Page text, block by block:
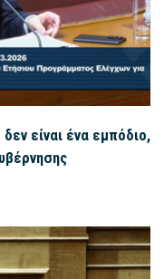
είναι ένα εμπόδιο,